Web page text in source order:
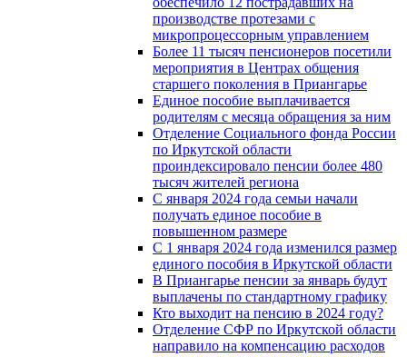
производстве протезами с
микропроцессорным управлением
Более 11 тысяч пенсионеров посетили
мероприятия в Центрах общения
старшего поколения в Приангарье
Единое пособие выплачивается
родителям с месяца обращения за ним
Отделение Социального фонда России
по Иркутской области
проиндексировало пенсии более 480
тысяч жителей региона
С января 2024 года семьи начали
получать единое пособие в
повышенном размере
С 1 января 2024 года изменился размер
единого пособия в Иркутской области
В Приангарье пенсии за январь будут
выплачены по стандартному графику
Кто выходит на пенсию в 2024 году?
Отделение СФР по Иркутской области
направило на компенсацию расходов